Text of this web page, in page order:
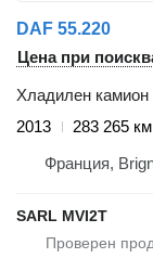
DAF 55.220
Цена при
Хладилен камион
2013
283 265 км
Франция,
SARL MVI2T